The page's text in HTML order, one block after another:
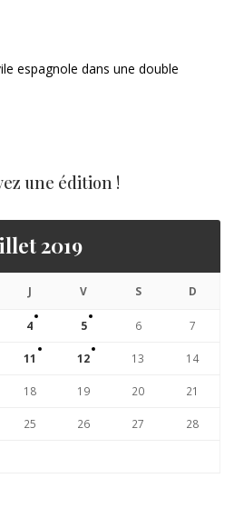
espagnole dans une double
une édition !
2019
J V S D
4 5 6 7
11 12 13 14
18 19 20 21
25 26 27 28